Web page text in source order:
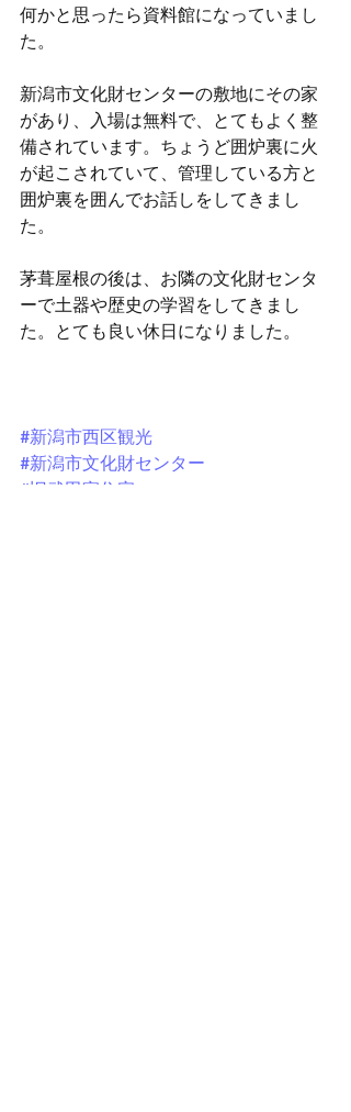
何かと思ったら資料館になっていまし
た。
新潟市文化財センターの敷地にその家
があり、入場は無料で、とてもよく整
備されています。ちょうど囲炉裏に火
が起こされていて、管理している方と
囲炉裏を囲んでお話しをしてきまし
た。
茅葺屋根の後は、お隣の文化財センタ
ーで土器や歴史の学習をしてきまし
た。とても良い休日になりました。
#新潟市西区観光
#新潟市文化財センター
#旧武田家住宅